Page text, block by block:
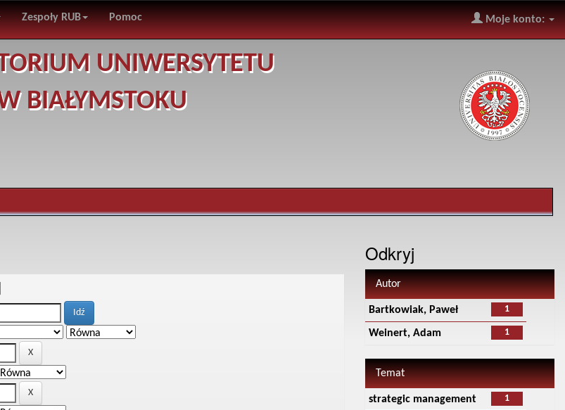
Zespoły RUB Pomoc Moje konto:
UNIWERSYTETU
BIAŁYMSTOKU
Odkryj
Autor
1
Bartkowiak, Paweł
1
Weinert, Adam
Temat
1
strategic management